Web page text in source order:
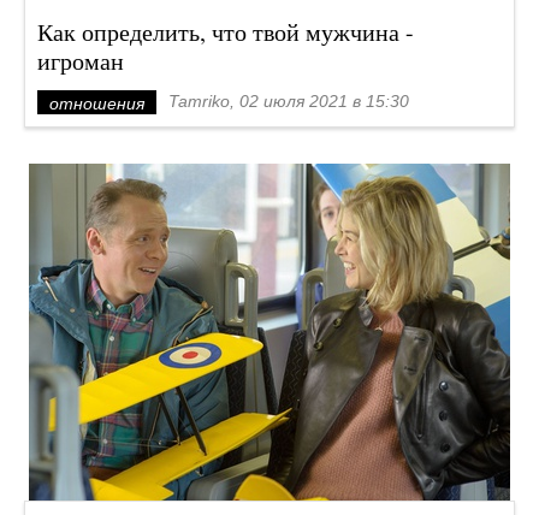
Как определить, что твой мужчина -
игроман
отношения Tamriko, 02 июля 2021 в 15:30